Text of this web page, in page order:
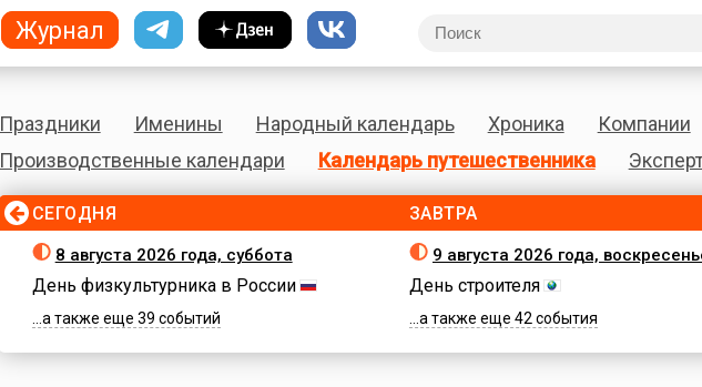
Праздники Именины Народный календарь Хроника Компании
Производственные календари
Календарь путешественника
СЕГОДНЯ
8 августа 2026 года, суббота
День физкультурника в России
...а также еще 39 событий
ЗАВТРА
9 августа 2026 года,
День строителя
...а также еще 42 события
Журнал